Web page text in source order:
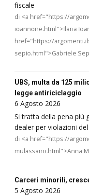
fiscale
di <a href="https://
ioannone.html">Ilaria
href="https://
sepio.html">Gabriele
UBS, multa da 125
legge antiriciclaggio
6 Agosto 2026
Si tratta della pena più
dealer per violazioni
di <a href="https://
mulassano.html">Anna
Carceri minorili,
5 Agosto 2026